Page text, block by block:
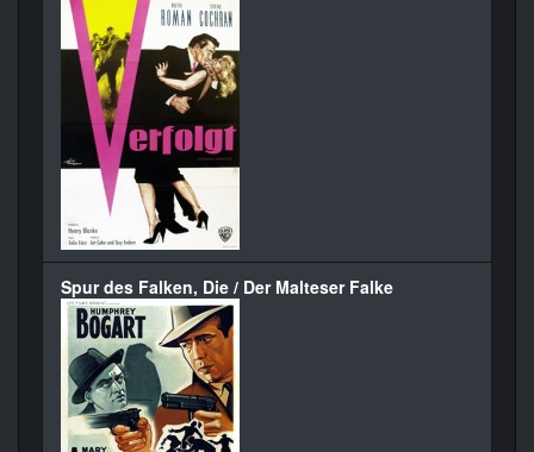
Spur des Falken, Die / Der Malteser Falke